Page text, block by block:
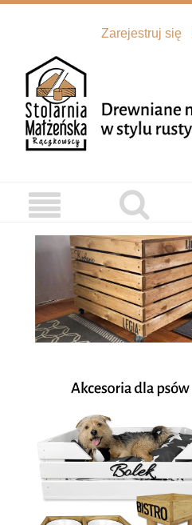
Zarejestruj się